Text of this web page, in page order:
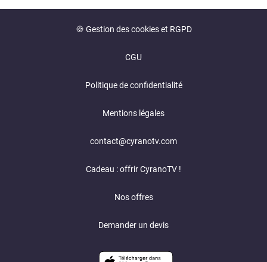
🍪 Gestion des cookies et RGPD
CGU
Politique de confidentialité
Mentions légales
contact@cyranotv.com
Cadeau : offrir CyranoTV !
Nos offres
Demander un devis